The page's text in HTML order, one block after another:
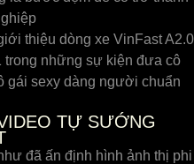
thiệu dòng xe VinFast A2.0
trong những sự kiện đưa cô
gái sexy dàng người chuẩn
TỰ SƯỚNG
đã ấn định hình ảnh thị phi